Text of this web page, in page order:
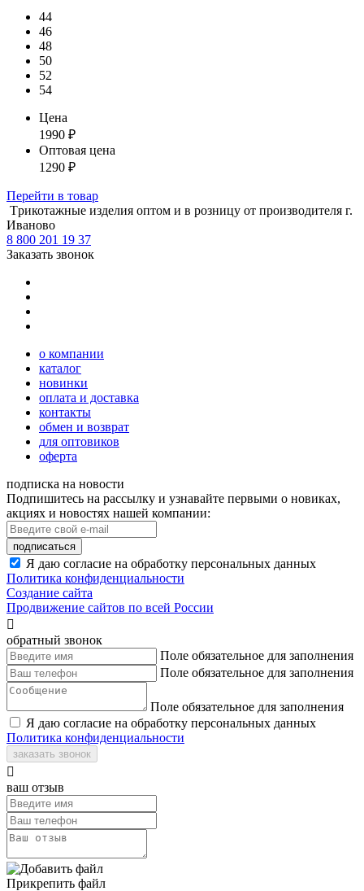
44
46
48
50
52
54
Цена
1990 ₽
Оптовая цена
1290 ₽
Перейти в товар
Tрикотажные изделия оптом и в розницу от производителя г.
Иваново
8 800 201 19 37
Заказать звонок
о компании
каталог
новинки
оплата и доставка
контакты
обмен и возврат
для оптовиков
оферта
подписка на новости
Подпишитесь на рассылку и узнавайте первыми о новиках,
акциях и новостях нашей компании:
подписаться
Я даю согласие на обработку персональных данных
Политика конфиденциальности
Создание сайта
Продвижение сайтов по всей России

обратный звонок
Поле обязательное для заполнения
Поле обязательное для заполнения
Поле обязательное для заполнения
Я даю согласие на обработку персональных данных
Политика конфиденциальности
заказать звонок

ваш отзыв
Прикрепить файл